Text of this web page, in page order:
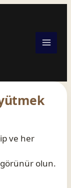
ve her
görünür olun.